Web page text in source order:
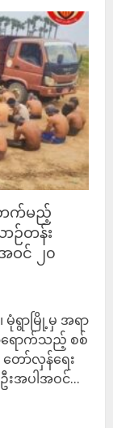
တက်မည့်
ဉ်တန်း
ဝင် ၂၀
မုံရွာမြို့မှ အရာ
ောက်သည့် စစ်
ော်လှန်ရေး
အပါအဝင်...